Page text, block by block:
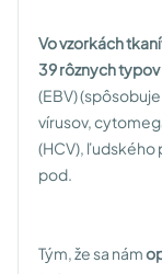
Vo vzorkách
39 rôznych typov
(EBV)
vírusov,
(HCV), ľudského
pod.
Tým, že sa nám